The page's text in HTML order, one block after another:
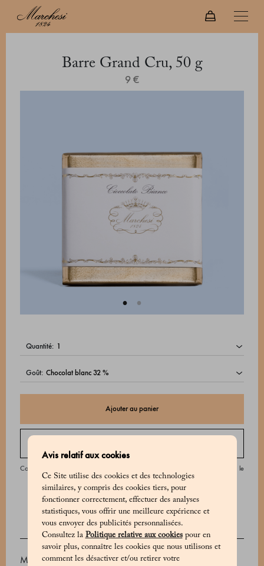
Avis relatif aux cookies
Ce Site utilise des cookies et des technologies
similaires, y compris des cookies tiers, pour
fonctionner correctement, effectuer des analyses
statistiques, vous offrir une meilleure expérience et
vous envoyer des publicités personnalisées.
Consultez la Politique relative aux cookiespour en
savoir plus, connaître les cookies que nous utilisons et
comment les désactiver et/ou retirer votre
Barre Grand Cru, 50 g
9 €
quantité:
goût:
Ajouter au panier
Contactez notre service client du lundi au samedi, entre 9 h 00 et 20 h 00, ou le
dimanche entre 9 h 00 et 18 h 00.
DESCRIPTION
Marchesi 1824 utilise les meilleures variétés de cacao du